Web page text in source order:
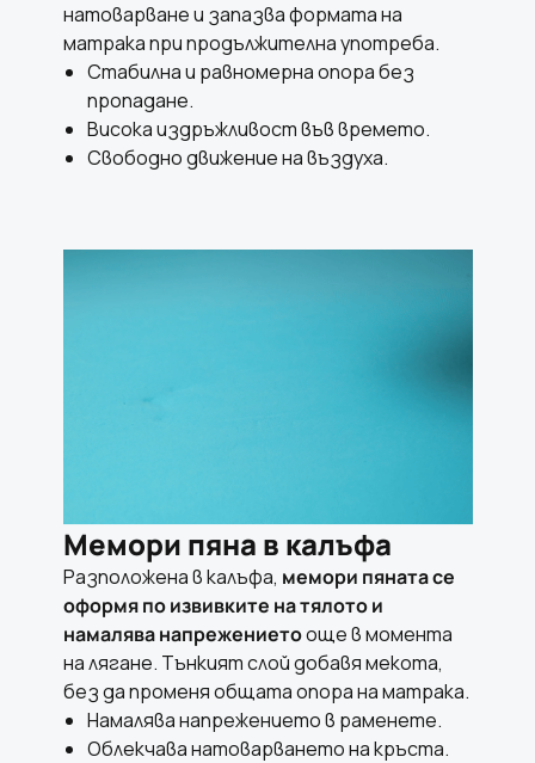
натоварване и запазва формата на
матрака при продължителна употреба.
Стабилна и равномерна опора без
пропадане.
Висока издръжливост във времето.
Свободно движение на въздуха.
Мемори пяна в калъфа
Разположена в калъфа, мемори пяната се
оформя по извивките на тялото и
намалява напрежениетооще в момента
на лягане. Тънкият слой добавя мекота,
без да променя общата опора на матрака.
Намалява напрежението в раменете.
Облекчава натоварването на кръста.